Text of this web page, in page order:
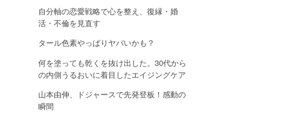
自分軸の恋愛戦略で心を整え、復縁・婚
活・不倫を見直す
タール色素やっぱりヤバいかも？
何を塗っても乾くを抜け出した。30代から
の内側うるおいに着目したエイジングケア
山本由伸、ドジャースで先発登板！感動の
瞬間